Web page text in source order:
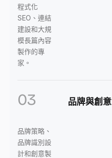
程式化
SEO、連結
建設和大規
模長篇內容
製作的專
家。
03 品牌與創
品牌策略、
品牌識別設
計和創意製